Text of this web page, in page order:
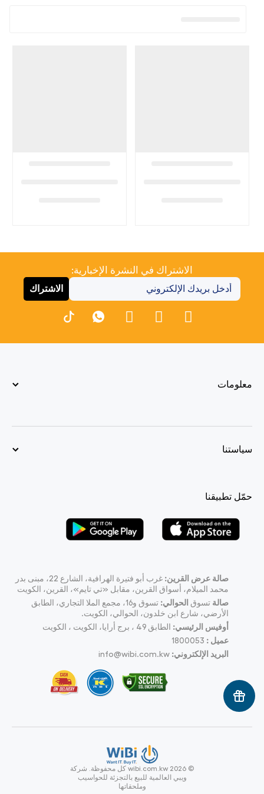
الاشتراك في النشرة الإخبارية:
الاشتراك
معلومات
سياستنا
حمّل تطبيقنا
صالة عرض القرين:
غرب أبو فتيرة الهرافية، الشارع 22، مبنى بدر
محمد الميلام، أسواق القرين، مقابل «تي تايم»، القرين، الكويت
صالة تسوق الحوالي:
تسوق و16، مجمع الملا التجاري، الطابق
الأرضي، شارع ابن خلدون، الحوالي، الكويت.
أوفيس الرئيسي: الطابق 49 ، برج أرايا، الكويت ، الكويت
عميل : 1800053
البريد الإلكتروني: info@wibi.com.kw
© wibi.com.kw 2026 كل محفوظة. شركة
ويبي العالمية للبيع بالتجزئة للحواسيب
وملحقاتها